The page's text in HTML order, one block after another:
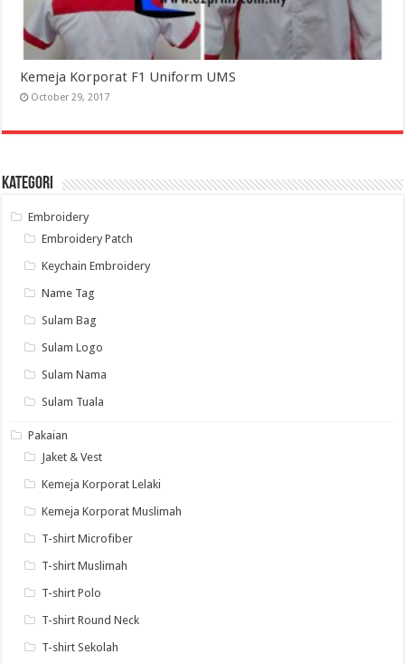
Kemeja Korporat F1 Uniform UMS
October 29, 2017
Kategori
Embroidery
Embroidery Patch
Keychain Embroidery
Name Tag
Sulam Bag
Sulam Logo
Sulam Nama
Sulam Tuala
Pakaian
Jaket & Vest
Kemeja Korporat Lelaki
Kemeja Korporat Muslimah
T-shirt Microfiber
T-shirt Muslimah
T-shirt Polo
T-shirt Round Neck
T-shirt Sekolah